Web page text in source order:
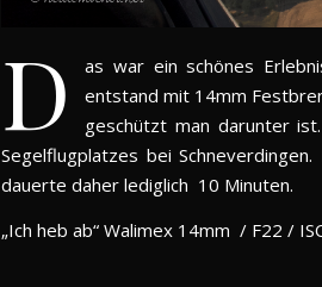
D
as war ein schönes
entstand mit 14mm
geschützt man darunter
Segelflugplatzes bei
dauerte daher lediglich 10 Minuten.
„Ich heb ab“ Walimex 14mm / F22 /